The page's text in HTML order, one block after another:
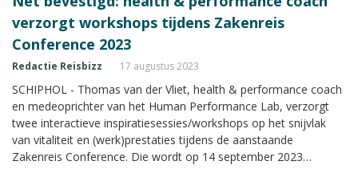
verzorgt workshops tijdens Zakenreis
Conference 2023
Redactie Reisbizz 17 augustus 2023
SCHIPHOL - Thomas van der Vliet, health & performance coach
en medeoprichter van het Human Performance Lab, verzorgt
twee interactieve inspiratiesessies/workshops op het snijvlak
van vitaliteit en (werk)prestaties tijdens de aanstaande
Zakenreis Conference. Die wordt op 14 september 2023